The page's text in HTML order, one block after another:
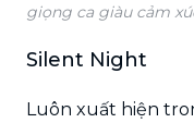
giọng ca giàu cảm
Silent Night
Luôn xuất hiện